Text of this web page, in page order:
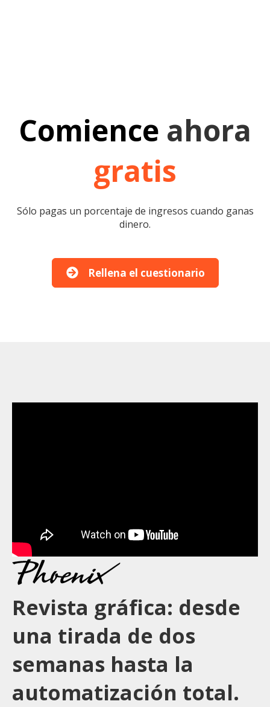
Comience ahora
gratis
Sólo pagas un porcentaje de ingresos cuando ganas
dinero.
Rellena el cuestionario
Revista gráfica: desde
una tirada de dos
semanas hasta la
automatización total.